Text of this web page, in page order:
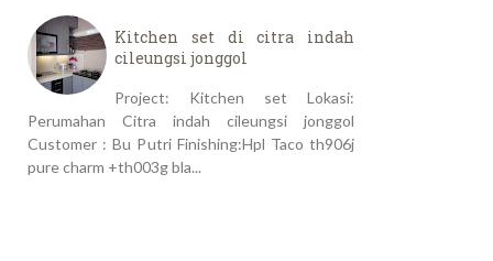
Kitchen set di citra indah
cileungsi jonggol
Project: Kitchen set Lokasi:
Perumahan Citra indah cileungsi jonggol
Customer : Bu Putri Finishing:Hpl Taco th906j
pure charm +th003g bla...